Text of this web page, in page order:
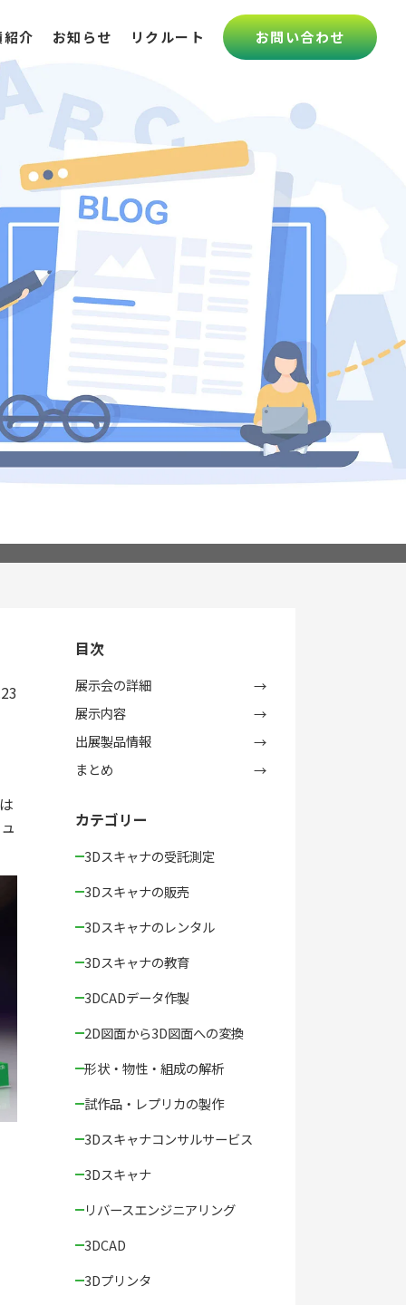
介 お知らせ リクルート お問い合わせ
目次
展示会の詳細
展示内容
出展製品情報
まとめ
カテゴリー
3Dスキャナの受託測定
3Dスキャナの販売
3Dスキャナのレンタル
3Dスキャナの教育
3DCADデータ作製
2D図面から3D図面への変換
形状・物性・組成の解析
試作品・レプリカの製作
3Dスキャナコンサルサービス
3Dスキャナ
リバースエンジニアリング
3DCAD
3Dプリンタ